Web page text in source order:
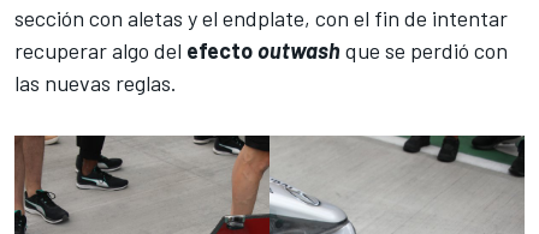
sección con aletas y el endplate, con el fin de intentar
recuperar algo del efectooutwash que se perdió con
las nuevas reglas.